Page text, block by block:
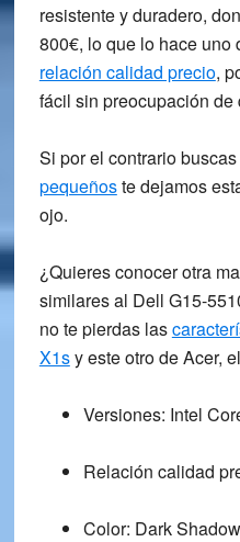
resistente y duradero,
800€, lo que lo hace uno
relación calidad precio,
fácil sin preocupación de
Si por el contrario
pequeñoste dejamos
ojo.
¿Quieres conocer otra
similares al Dell G15-
no te pierdas las
X1sy este otro de Acer,
Versiones: Intel
Relación calidad
Color: Dark